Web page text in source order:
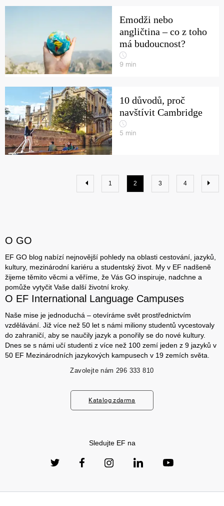
Emodži nebo
angličtina – co z toho
má budoucnost?
9 min
10 důvodů, proč
navštívit Cambridge
5 min
1 2 3 4
O GO
EF GO blog nabízí nejnovější pohledy na oblasti cestování, jazyků,
kultury, mezinárodní kariéru a studentský život. My v EF nadšeně
žijeme těmito věcmi a věříme, že Vás GO inspiruje, nadchne a
pomůže vytyčit Vaše další životní kroky.
O EF International Language Campuses
Naše mise je jednoduchá – otevíráme svět prostřednictvím
vzdělávání. Již více než 50 let s námi miliony studentů vycestovaly
do zahraničí, aby se naučily jazyk a ponořily se do nové kultury.
Dnes se s námi učí studenti z více než 100 zemí jeden z 9 jazyků v
50 EF Mezinárodních jazykových kampusech v 19 zemích světa.
Zavolejte nám 296 333 810
Katalog zdarma
Sledujte EF na